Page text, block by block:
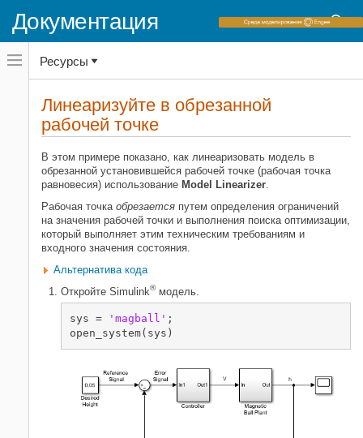
Документация
Переключатель
навигационного
меню
переключатель
навигационного
Simulink Control Design
Линеаризация
Основы линеаризации
Simulink Control Design
Линеаризация
Линеаризуйте в обрезанной
рабочей точке
НА ЭТОЙ СТРАНИЦЕ
Похожие темы
Ресурсы
Линеаризуйте в обрезанной
рабочей точке
В этом примере показано, как линеаризовать модель в
обрезанной установившейся рабочей точке (рабочая точка
равновесия) использование Model Linearizer.
Рабочая точка обрезается путем определения ограничений
на значения рабочей точки и выполнения поиска оптимизации,
который выполняет этим техническим требованиям и
входного значения состояния.
Альтернатива кода
Откройте Simulink®модель.
sys = 'magball' ;
open_system(sys)